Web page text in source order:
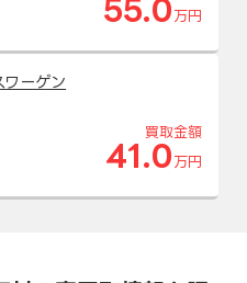
55.0 万円
ワーゲン
買取金額
41.0 万円